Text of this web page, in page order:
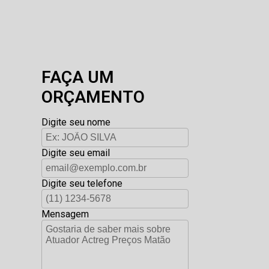
FAÇA UM
ORÇAMENTO
Digite seu nome
Digite seu email
Digite seu telefone
Mensagem